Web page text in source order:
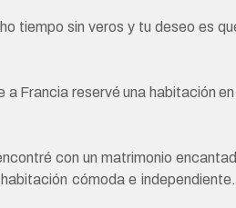
tiempo sin veros y tu deseo es
Francia reservé una habitación
con un matrimonio
cómoda e